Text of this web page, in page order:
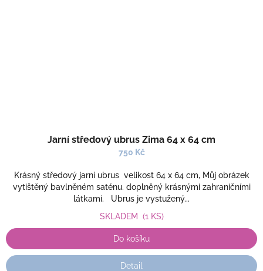
Jarní středový ubrus Zima 64 x 64 cm
750 Kč
Krásný středový jarní ubrus velikost 64 x 64 cm, Můj obrázek
vytištěný bavlněném saténu. doplněný krásnými zahraničními
látkami. Ubrus je vystužený...
SKLADEM (1 KS)
Do košíku
Detail